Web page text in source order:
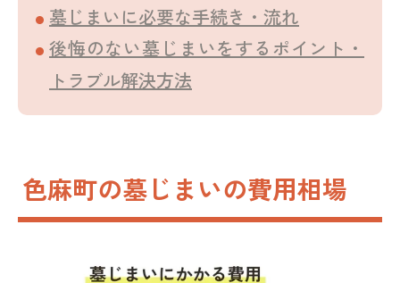
墓じまいに必要な手続き・流れ
後悔のない墓じまいをするポイント・
トラブル解決方法
色麻町の墓じまいの費用相場